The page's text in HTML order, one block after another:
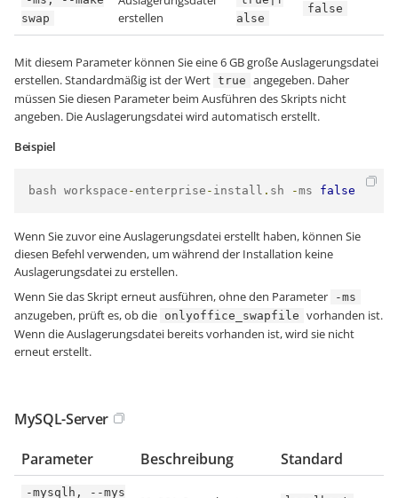
swap
erstellen
alse
false
Mit diesem Parameter können Sie eine 6 GB große Auslagerungsdatei
erstellen. Standardmäßig ist der Wert true angegeben. Daher
müssen Sie diesen Parameter beim Ausführen des Skripts nicht
angeben. Die Auslagerungsdatei wird automatisch erstellt.
Beispiel
bash workspace -enterprise - install . sh -ms false
Wenn Sie zuvor eine Auslagerungsdatei erstellt haben, können Sie
diesen Befehl verwenden, um während der Installation keine
Auslagerungsdatei zu erstellen.
Wenn Sie das Skript erneut ausführen, ohne den Parameter
-ms
anzugeben, prüft es, ob die onlyoffice_swapfile vorhanden ist.
Wenn die Auslagerungsdatei bereits vorhanden ist, wird sie nicht
erneut erstellt.
MySQL-Server
Parameter Beschreibung Standard
-mysqlh, --mys